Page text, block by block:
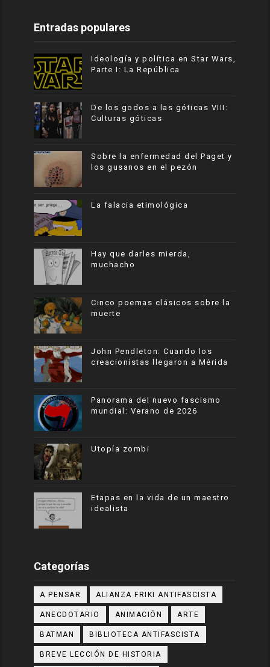
Entradas populares
Ideología y política en Star Wars,
Parte I: La República
De los godos a las góticas VIII:
Culturas góticas
Sobre la enfermedad del Paget y
los gusanos en el pezón
La falacia etimológica
Hay que darles mierda,
muchacho
Cinco poemas clásicos sobre la
muerte
John Pendleton: Cuando los
creacionistas llegaron a Mérida
Panorama del nuevo fascismo
mundial: Verano de 2026
Utopía zombi
Etapas en la vida de un maestro
idealista
Categorías
A PENSAR ALIANZA FRIKI ANTIFASCISTA
ANECDOTARIO ANIMACIÓN ARTE
BATMAN BIBLIOTECA ANTIFASCISTA
BREVE LECCIÓN DE HISTORIA